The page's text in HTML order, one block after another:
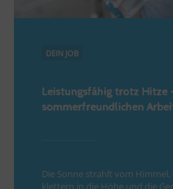
DEIN JOB
Leistungsfähig trotz Hitze
sommerfreundlichen
Die Sonne strahlt vom
klettern in die Höhe und die